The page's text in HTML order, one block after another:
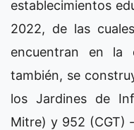
establecimientos
2022, de las
encuentran en la
también, se
los Jardines de
Mitre) y 952 (CGT)